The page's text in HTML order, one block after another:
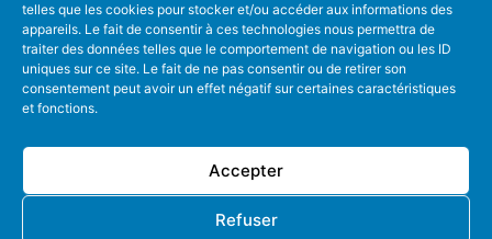
telles que les cookies pour stocker et/ou accéder aux informations des
appareils. Le fait de consentir à ces technologies nous permettra de
traiter des données telles que le comportement de navigation ou les ID
uniques sur ce site. Le fait de ne pas consentir ou de retirer son
consentement peut avoir un effet négatif sur certaines caractéristiques
et fonctions.
Accepter
Refuser
04 79 87 33 27
© 2026 Talissieu